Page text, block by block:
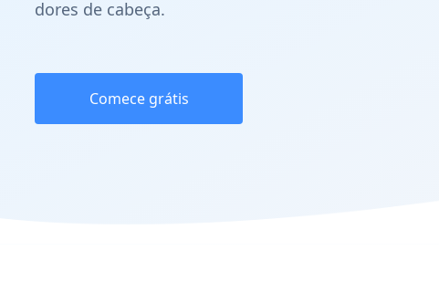
dores de cabeça.
Comece grátis